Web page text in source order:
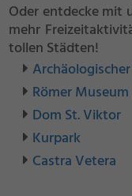
Oder entdecke mit
mehr
tollen Städten!
Römer Museum
Dom St. Viktor
Kurpark
Castra Vetera